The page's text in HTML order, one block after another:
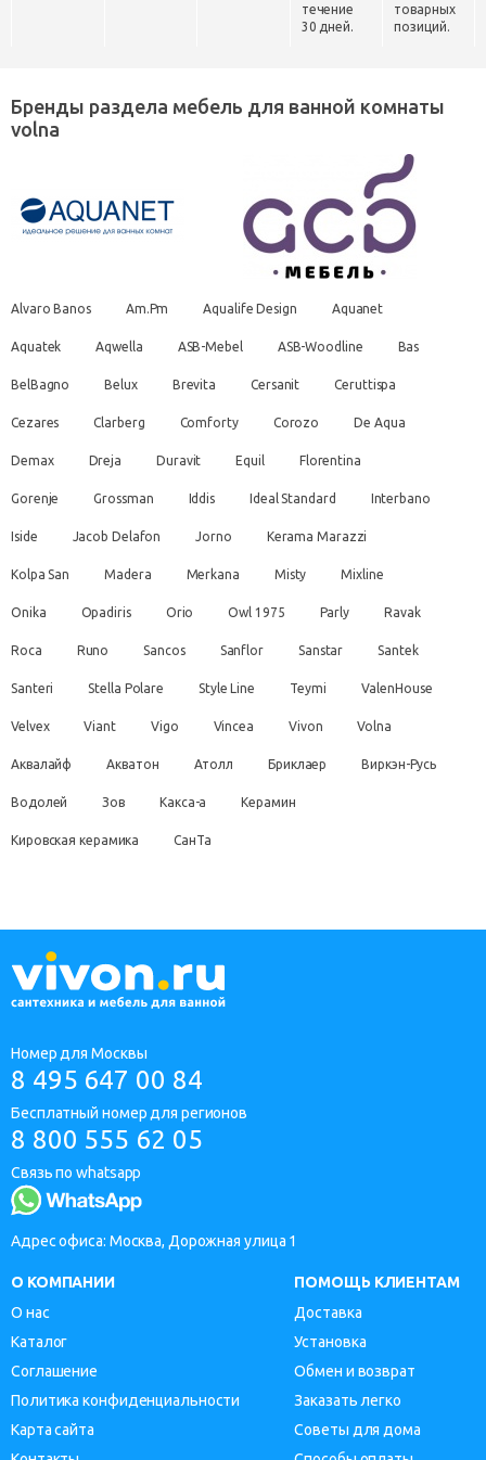
течение
30 дней.
товарных
позиций.
Бренды раздела мебель для ванной комнаты
volna
Alvaro Banos Am.Pm Aqualife Design Aquanet
Aquatek Aqwella ASB-Mebel ASB-Woodline Bas
BelBagno Belux Brevita Cersanit Ceruttispa
Cezares Clarberg Comforty Corozo De Aqua
Demax Dreja Duravit Equil Florentina
Gorenje Grossman Iddis Ideal Standard Interbano
Iside Jacob Delafon Jorno Kerama Marazzi
Kolpa San Madera Merkana Misty Mixline
Onika Opadiris Orio Owl 1975 Parly Ravak
Roca Runo Sancos Sanflor Sanstar Santek
Santeri Stella Polare Style Line Teymi ValenHouse
Velvex Viant Vigo Vincea Vivon Volna
Аквалайф Акватон Атолл Бриклаер Виркэн-Русь
Водолей Зов Какса-а Керамин
Кировская керамика СанТа
Номер для Москвы
8 495 647 00 84
Бесплатный номер для регионов
8 800 555 62 05
Связь по whatsapp
Адрес офиса: Москва, Дорожная улица 1
О КОМПАНИИ
О нас
Каталог
Соглашение
Политика конфиденциальности
Карта сайта
ПОМОЩЬ КЛИЕНТАМ
Доставка
Установка
Обмен и возврат
Заказать легко
Советы для дома